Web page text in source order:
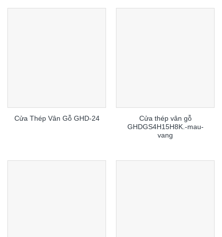
Cửa Thép Vân Gỗ GHD-24
Cửa thép vân gỗ
GHDGS4H15H8K.-mau-
vang